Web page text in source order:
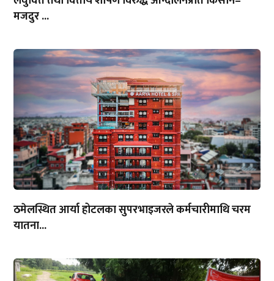
मजदुर ...
ठमेलस्थित आर्या होटलका सुपरभाइजरले कर्मचारीमाथि चरम
यातना...